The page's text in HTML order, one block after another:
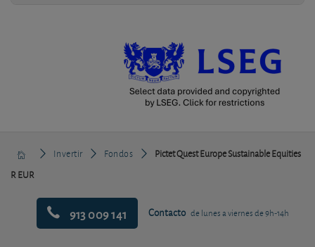
Invertir Fondos
Pictet Quest Europe Sustainable Equities
R EUR
913 009 141 Contacto de lunes a viernes de 9h-14h